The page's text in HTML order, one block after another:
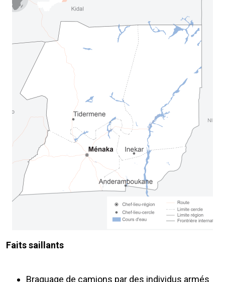
Faits saillants
Braquage de camions par des individus armés